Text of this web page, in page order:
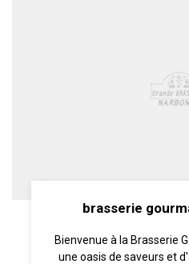
brasserie
Bienvenue à la Brasserie
une oasis de saveurs et